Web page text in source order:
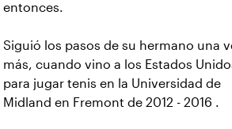
entonces.
Siguió los pasos de su hermano una
más, cuando vino a los Estados
para jugar tenis en la Universidad de
Midland en Fremont de 2012 - 2016 .